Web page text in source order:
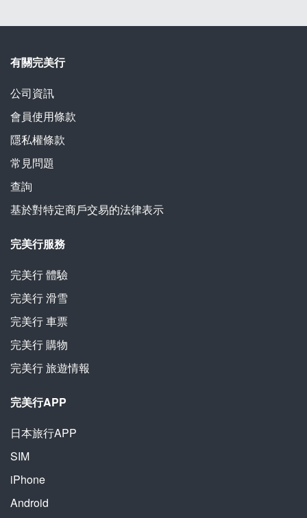
有關完美行
公司資訊
會員使用條款
隱私權條款
常見問題
查詢
基於對特定商戶交易的法律表示
完美行服務
完美行體驗
完美行滑雪
完美行車票
完美行購物
完美行旅遊情報
完美行APP
日本旅行APP
SIM
iPhone
Android